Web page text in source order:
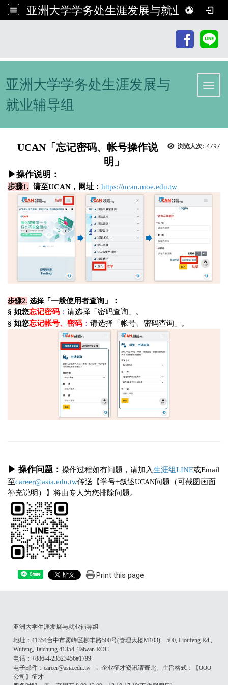
亚洲大学学务处生涯发展与就业辅导组
亚洲大学学务处生涯发展与
就业辅导组
浏览人次: 4797
UCAN「忘记密码、帐号操作说
明」
▶操作说明：
步骤1. 请至UCAN，网址： https://ucan.moe.edu.tw
步骤2. 选择「一般使用者查询」：
§ 如您忘记密码 ： 请选择「密码查询 」
。
§ 如您忘记帐号、密码 ： 请选择「帐号、密码查询 」 。
▶ 操作问题： 操作过程如有问题，请加入生涯组LINE或Email
至career@asia.edu.tw传送【学号+叙述UCAN问题（可截图画面
补充说明）】将由专人为您排除问题。
Share Print this page
亚洲大学生涯发展与就业辅导组
地址：41354台中市雾峰区柳丰路500号(管理大楼M103) 500, Lioufeng Rd.,
Wufeng, Taichung 41354, Taiwan ROC
电话：+886-4-23323456#1799
电子邮件：career@asia.edu.tw ←企业征才资讯请寄此。主旨格式：【OOO
公司】征才